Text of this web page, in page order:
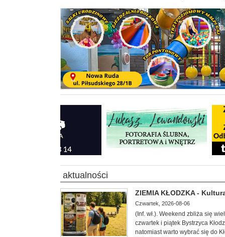
aktualności
ZIEMIA KŁODZKA -
Czwartek, 2026-08-06
(Inf. wł.). Weekend zbliża się
czwartek i piątek Bystrzyca
natomiast warto wybrać się do